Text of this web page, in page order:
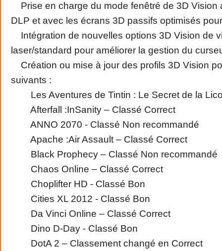
Prise en charge du mode fenêtré de 3D Vision
DLP et avec les écrans 3D passifs optimisés
Intégration de nouvelles options 3D Vision de
laser/standard pour améliorer la gestion du
Création ou mise à jour des profils 3D Vision
suivants :
Les Aventures de Tintin : Le Secret de la
Afterfall :InSanity – Classé Correct
ANNO 2070 - Classé Non recommandé
Apache :Air Assault – Classé Correct
Black Prophecy – Classé Non recommandé
Chaos Online – Classé Correct
Choplifter HD - Classé Bon
Cities XL 2012 - Classé Bon
Da Vinci Online – Classé Correct
Dino D-Day - Classé Bon
DotA 2 – Classement changé en Correct